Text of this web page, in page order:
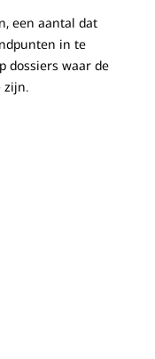
een aantal dat
in te
dossiers waar de
zijn.